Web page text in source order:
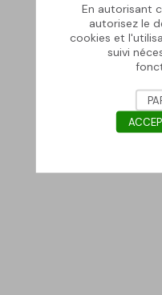
En autorisant
autorisez le
cookies et
suivi